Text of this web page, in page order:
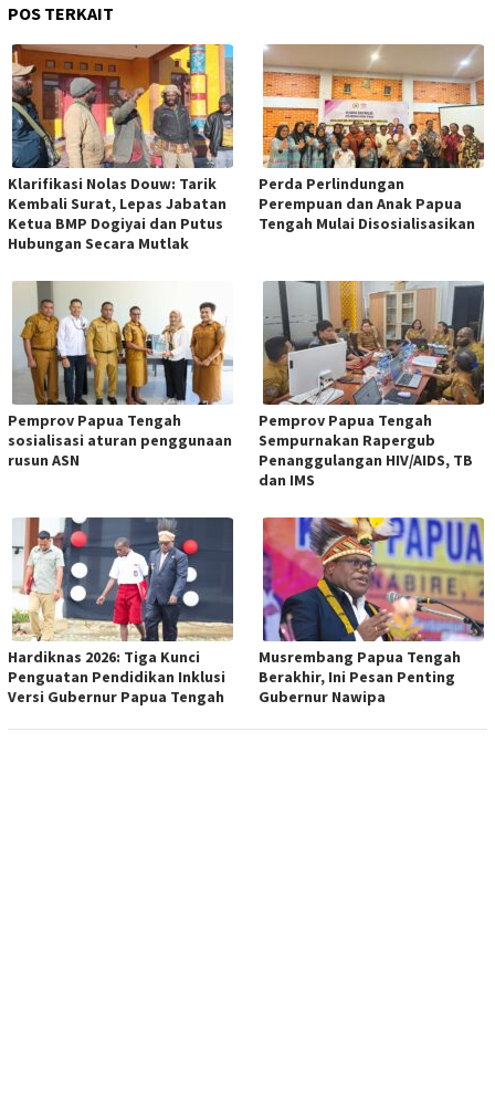
POS TERKAIT
Klarifikasi Nolas Douw: Tarik
Kembali Surat, Lepas Jabatan
Ketua BMP Dogiyai dan Putus
Hubungan Secara Mutlak
Perda Perlindungan
Perempuan dan Anak Papua
Tengah Mulai Disosialisasikan
Pemprov Papua Tengah
sosialisasi aturan penggunaan
rusun ASN
Pemprov Papua Tengah
Sempurnakan Rapergub
Penanggulangan HIV/AIDS, TB
dan IMS
Hardiknas 2026: Tiga Kunci
Penguatan Pendidikan Inklusi
Versi Gubernur Papua Tengah
Musrembang Papua Tengah
Berakhir, Ini Pesan Penting
Gubernur Nawipa